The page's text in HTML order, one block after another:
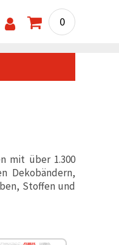
0
mit über 1.300
Dekobändern,
Stoffen und